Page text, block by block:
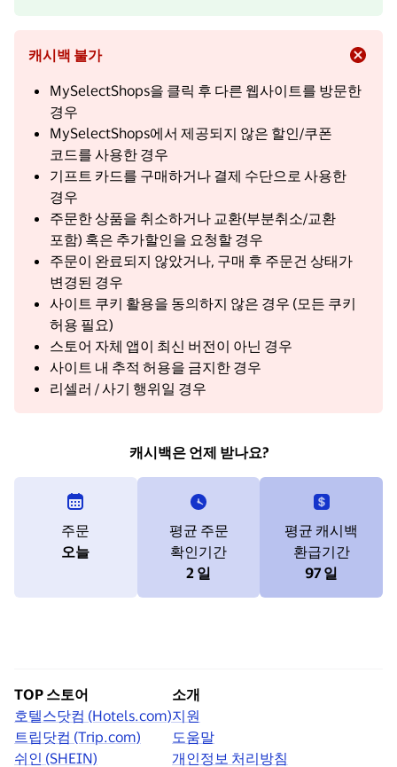
캐시백 불가
MySelectShops을 클릭 후 다른 웹사이트를 방문한
경우
MySelectShops에서 제공되지 않은 할인/쿠폰
코드를 사용한 경우
기프트 카드를 구매하거나 결제 수단으로 사용한
경우
주문한 상품을 취소하거나 교환(부분취소/교환
포함) 혹은 추가할인을 요청할 경우
주문이 완료되지 않았거나, 구매 후 주문건 상태가
변경된 경우
사이트 쿠키 활용을 동의하지 않은 경우 (모든 쿠키
허용 필요)
스토어 자체 앱이 최신 버전이 아닌 경우
사이트 내 추적 허용을 금지한 경우
리셀러 / 사기 행위일 경우
캐시백은 언제 받나요?
주문
오늘
평균 주문
확인기간
2 일
평균 캐시백
환급기간
97 일
TOP 스토어
호텔스닷컴 (Hotels.com)
트립닷컴 (Trip.com)
쉬인 (SHEIN)
소개
지원
도움말
개인정보 처리방침